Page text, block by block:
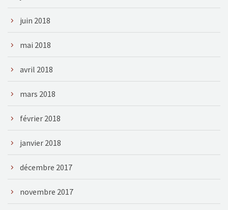
juin 2018
mai 2018
avril 2018
mars 2018
février 2018
janvier 2018
décembre 2017
novembre 2017